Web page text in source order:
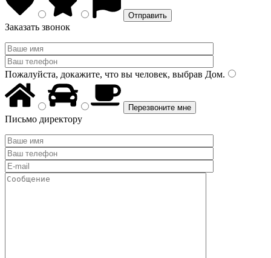
Заказать звонок
Пожалуйста, докажите, что вы человек, выбрав Дом.
Письмо директору